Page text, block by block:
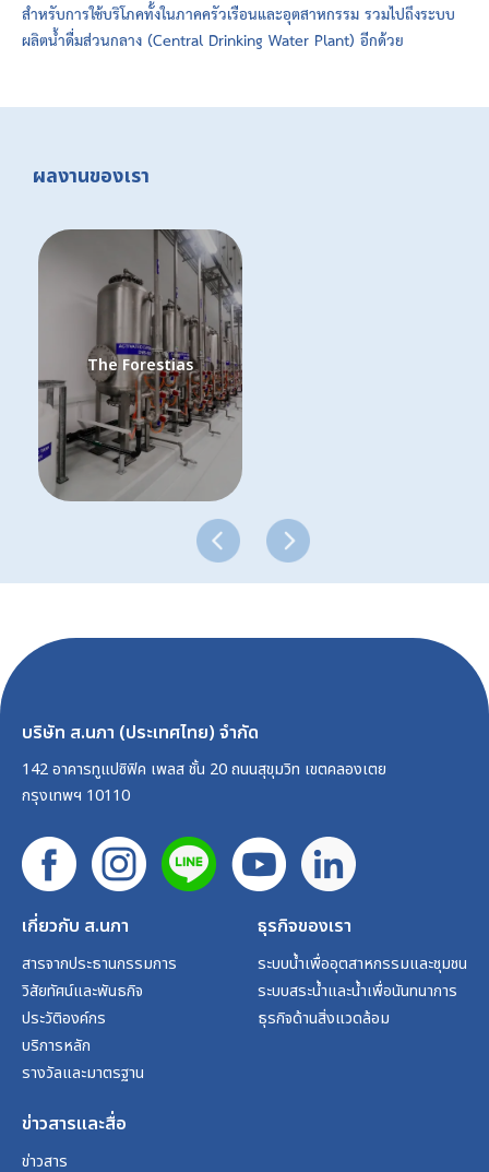
สำหรับการใช้บริโภคทั้งในภาคครัวเรือนและอุตสาหกรรม รวมไปถึงระบบ
ผลิตน้ำดื่มส่วนกลาง (Central Drinking Water Plant) อีกด้วย
ผลงานของเรา
The Forestias
บริษัท ส.นภา (ประเทศไทย) จำกัด
142 อาคารทูแปซิฟิค เพลส ชั้น 20 ถนนสุขุมวิท เขตคลองเตย
กรุงเทพฯ 10110
เกี่ยวกับ ส.นภา
สารจากประธานกรรมการ
วิสัยทัศน์และพันธกิจ
ประวัติองค์กร
บริการหลัก
รางวัลและมาตรฐาน
ธุรกิจของเรา
ระบบน้ำเพื่ออุตสาหกรรมและชุมชน
ระบบสระน้ำและน้ำเพื่อนันทนาการ
ธุรกิจด้านสิ่งแวดล้อม
ข่าวสารและสื่อ
ข่าวสาร